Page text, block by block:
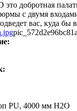
добротная
с двумя
вас, куда бы
PU, 4000 мм H2O